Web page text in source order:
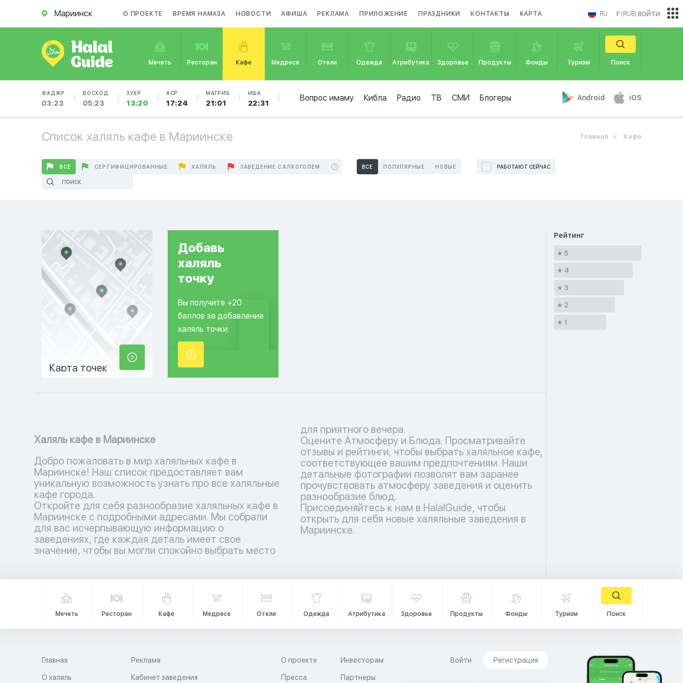
Мариинск О ПРОЕКТЕ ВРЕМЯ НАМАЗА НОВОСТИ АФИША РЕКЛАМА ПРИЛОЖЕНИЕ ПРАЗДНИКИ КОНТАКТЫ КАРТА RU ₽ (RUB)
Мечеть Ресторан Кафе Медресе Отели Одежда Атрибутика Здоровье Продукты Фонды Туризм Поиск
ФАДЖР
03:23
ВОСХОД
05:23
ЗУХР
13:20
АСР
17:24
МАГРИБ
21:01
ИША
22:31
Вопрос имаму Кибла Радио ТВ СМИ Блогеры Android iOS
войти
Список халяль кафе в Мариинске Главная Кафе
ВСЕ СЕРТИФИЦИРОВАННЫЕ ХАЛЯЛЬ ЗАВЕДЕНИЕ С АЛКОГОЛЕМ ВСЕ ПОПУЛЯРНЫЕ НОВЫЕ РАБОТАЮТ СЕЙЧАС
Карта точек
Добавь
халяль
точку
Вы получите +20
баллов за добавление
халяль точки.
Халяль кафе в Мариинске
Добро пожаловать в мир халяльных кафе в
Мариинске! Наш список предоставляет вам
уникальную возможность узнать про все халяльные
кафе города.
Откройте для себя разнообразие халяльных кафе в
Мариинске с подробными адресами. Мы собрали
для вас исчерпывающую информацию о
заведениях, где каждая деталь имеет свое
значение, чтобы вы могли спокойно выбрать место
для приятного вечера.
Оцените Атмосферу и Блюда. Просматривайте
отзывы и рейтинги, чтобы выбрать халяльное кафе,
соответствующее вашим предпочтениям. Наши
детальные фотографии позволят вам заранее
прочувствовать атмосферу заведения и оценить
разнообразие блюд.
Присоединяйтесь к нам в HalalGuide, чтобы
открыть для себя новые халяльные заведения в
Мариинске.
Рейтинг
5
4
3
2
1
Мечеть Ресторан Кафе Медресе Отели Одежда Атрибутика Здоровье Продукты Фонды Туризм Поиск
Главная
О халяль
Реклама
Кабинет заведения
О проекте
Пресса
Инвесторам
Партнеры
Войти Регистрация